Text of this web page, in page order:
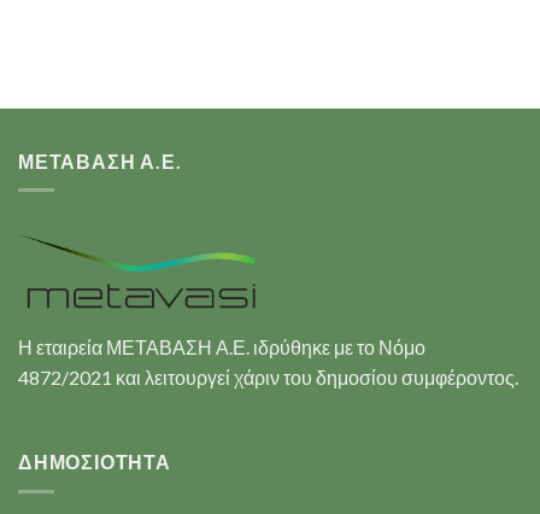
ΜΕΤΑΒΑΣΗ Α.Ε.
Η εταιρεία ΜΕΤΑΒΑΣΗ Α.Ε. ιδρύθηκε με το Νόμο
4872/2021 και λειτουργεί χάριν του δημοσίου συμφέροντος.
ΔΗΜΟΣΙΟΤΗΤΑ